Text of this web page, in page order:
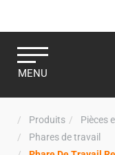
MENU
Produits Pièces
Phares de travail